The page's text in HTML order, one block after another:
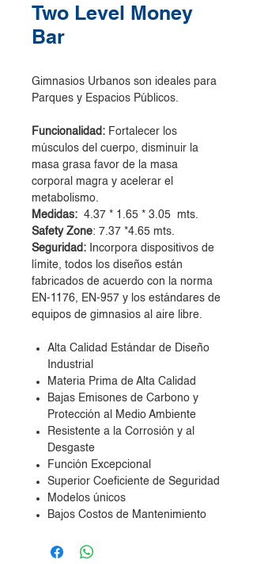
Two Level Money
Bar
Gimnasios Urbanos son ideales para
Parques y Espacios Públicos.
Funcionalidad: Fortalecer los
músculos del cuerpo, disminuir la
masa grasa favor de la masa
corporal magra y acelerar el
metabolismo.
Medidas: 4.37 * 1.65 * 3.05 mts.
Safety Zone: 7.37 *4.65 mts.
Seguridad:
Incorpora dispositivos de
límite, todos los diseños están
fabricados de acuerdo con la norma
EN-1176, EN-957 y los estándares de
equipos de gimnasios al aire libre.
Alta Calidad Estándar de Diseño
Industrial
Materia Prima de Alta Calidad
Bajas Emisones de Carbono y
Protección al Medio Ambiente
Resistente a la Corrosión y al
Desgaste
Función Excepcional
Superior Coeficiente de Seguridad
Modelos únicos
Bajos Costos de Mantenimiento